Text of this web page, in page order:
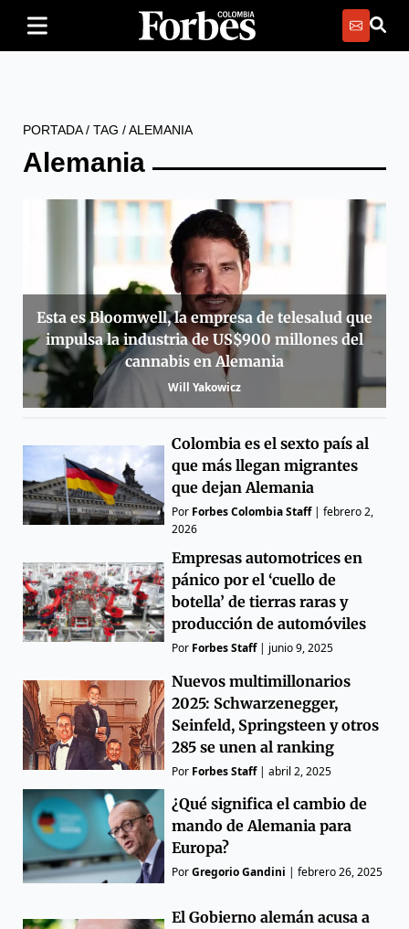
PORTADA/ TAG /ALEMANIA
Alemania
Esta es Bloomwell, la empresa de telesalud que
impulsa la industria de US$900 millones del
cannabis en Alemania
Will Yakowicz
Colombia es el sexto país al
que más llegan migrantes
que dejan Alemania
Por Forbes Colombia Staff|febrero 2,
2026
Empresas automotrices en
pánico por el ‘cuello de
botella’ de tierras raras y
producción de automóviles
Por Forbes Staff| junio 9, 2025
Nuevos multimillonarios
2025: Schwarzenegger,
Seinfeld, Springsteen y otros
285 se unen al ranking
Por Forbes Staff|abril 2, 2025
¿Qué significa el cambio de
mando de Alemania para
Europa?
PorGregorio Gandini |febrero 26, 2025
El Gobierno alemán acusa a